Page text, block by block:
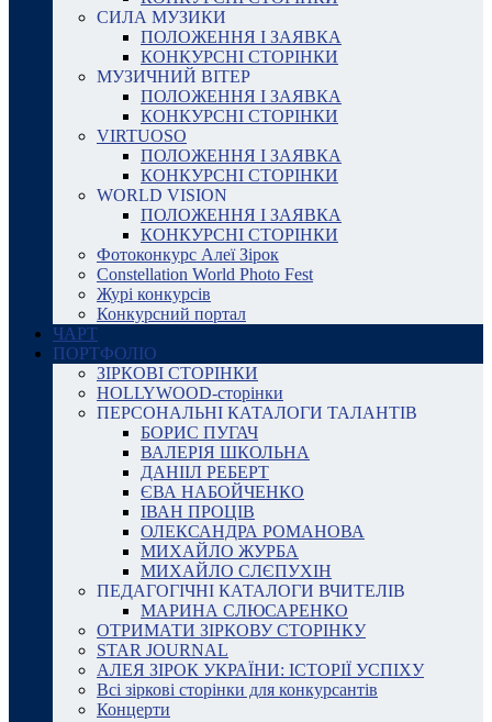
СИЛА МУЗИКИ
ПОЛОЖЕННЯ І ЗАЯВКА
КОНКУРСНІ СТОРІНКИ
МУЗИЧНИЙ ВІТЕР
ПОЛОЖЕННЯ І ЗАЯВКА
КОНКУРСНІ СТОРІНКИ
VIRTUOSO
ПОЛОЖЕННЯ І ЗАЯВКА
КОНКУРСНІ СТОРІНКИ
WORLD VISION
ПОЛОЖЕННЯ І ЗАЯВКА
КОНКУРСНІ СТОРІНКИ
Фотоконкурс Алеї Зірок
Constellation World Photo Fest
Журі конкурсів
Конкурсний портал
ЧАРТ
ПОРТФОЛІО
ЗІРКОВІ СТОРІНКИ
HOLLYWOOD-сторінки
ПЕРСОНАЛЬНІ КАТАЛОГИ ТАЛАНТІВ
БОРИС ПУГАЧ
ВАЛЕРІЯ ШКОЛЬНА
ДАНІІЛ РЕБЕРТ
ЄВА НАБОЙЧЕНКО
ІВАН ПРОЦІВ
ОЛЕКСАНДРА РОМАНОВА
МИХАЙЛО ЖУРБА
МИХАЙЛО СЛЄПУХІН
ПЕДАГОГІЧНІ КАТАЛОГИ ВЧИТЕЛІВ
МАРИНА СЛЮСАРЕНКО
ОТРИМАТИ ЗІРКОВУ СТОРІНКУ
STAR JOURNAL
АЛЕЯ ЗІРОК УКРАЇНИ: ІСТОРІЇ УСПІХУ
Всі зіркові сторінки для конкурсантів
Концерти